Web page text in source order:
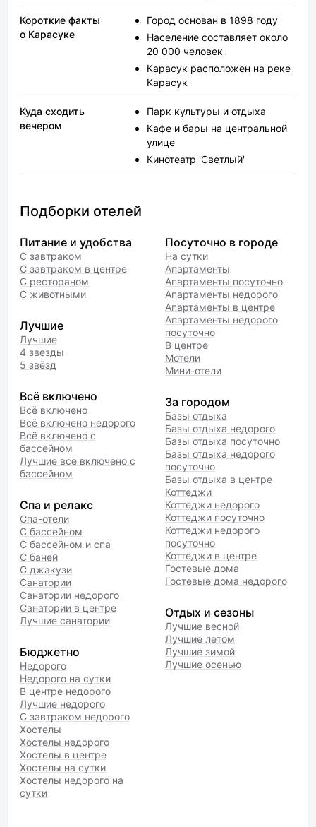
Короткие факты
о Карасуке
Город основан в 1898 году
Население составляет около
20 000 человек
Карасук расположен на реке
Карасук
Куда сходить
вечером
Парк культуры и отдыха
Кафе и бары на центральной
улице
Кинотеатр 'Светлый'
Подборки отелей
Питание и удобства
С завтраком
С завтраком в центре
С рестораном
С животными
Лучшие
Лучшие
4 звезды
5 звёзд
Всё включено
Всё включено
Всё включено недорого
Всё включено с
бассейном
Лучшие всё включено с
бассейном
Спа и релакс
Спа-отели
С бассейном
С бассейном и спа
С баней
С джакузи
Санатории
Санатории недорого
Санатории в центре
Лучшие санатории
Бюджетно
Недорого
Недорого на сутки
В центре недорого
Лучшие недорого
С завтраком недорого
Хостелы
Хостелы недорого
Хостелы в центре
Хостелы на сутки
Хостелы недорого на
сутки
Посуточно в городе
На сутки
Апартаменты
Апартаменты посуточно
Апартаменты недорого
Апартаменты в центре
Апартаменты недорого
посуточно
В центре
Мотели
Мини-отели
За городом
Базы отдыха
Базы отдыха недорого
Базы отдыха посуточно
Базы отдыха недорого
посуточно
Базы отдыха в центре
Коттеджи
Коттеджи недорого
Коттеджи посуточно
Коттеджи недорого
посуточно
Коттеджи в центре
Гостевые дома
Гостевые дома недорого
Отдых и сезоны
Лучшие весной
Лучшие летом
Лучшие зимой
Лучшие осенью